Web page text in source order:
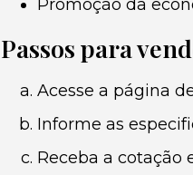
Promoção da
Passos para
Acesse a página
Informe as
Receba a cotação